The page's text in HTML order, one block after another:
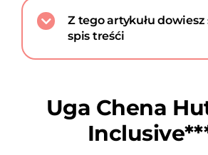
Z tego artykułu dowiesz
spis treśći
Uga Chena